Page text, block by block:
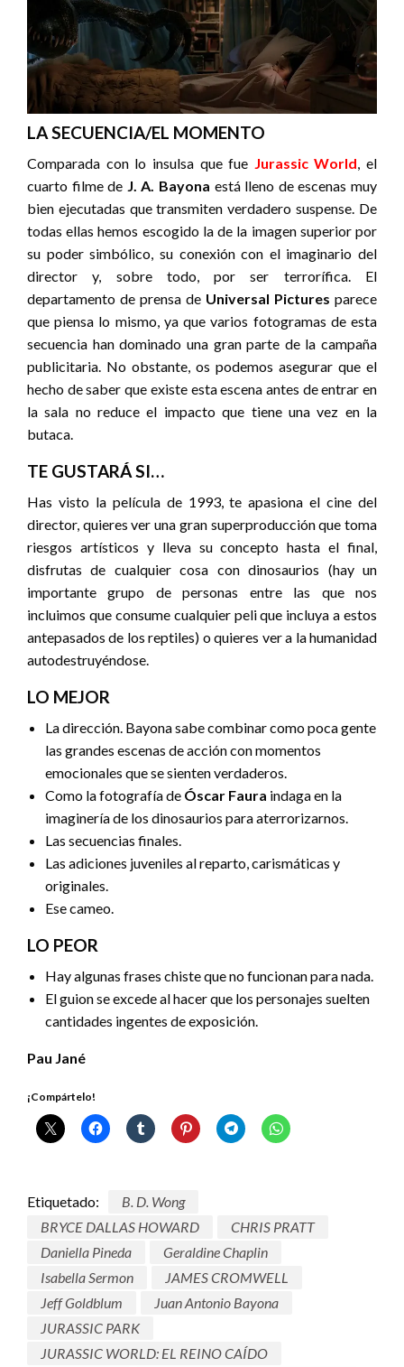
LA SECUENCIA/EL MOMENTO
Comparada con lo insulsa que fue Jurassic World, el
cuarto filme de J. A. Bayona está lleno de escenas muy
bien ejecutadas que transmiten verdadero suspense. De
todas ellas hemos escogido la de la imagen superior por
su poder simbólico, su conexión con el imaginario del
director y, sobre todo, por ser terrorífica. El
departamento de prensa de Universal Pictures parece
que piensa lo mismo, ya que varios fotogramas de esta
secuencia han dominado una gran parte de la campaña
publicitaria. No obstante, os podemos asegurar que el
hecho de saber que existe esta escena antes de entrar en
la sala no reduce el impacto que tiene una vez en la
butaca.
TE GUSTARÁ SI…
Has visto la película de 1993, te apasiona el cine del
director, quieres ver una gran superproducción que toma
riesgos artísticos y lleva su concepto hasta el final,
disfrutas de cualquier cosa con dinosaurios (hay un
importante grupo de personas entre las que nos
incluimos que consume cualquier peli que incluya a estos
antepasados de los reptiles) o quieres ver a la humanidad
autodestruyéndose.
LO MEJOR
La dirección. Bayona sabe combinar como poca gente
las grandes escenas de acción con momentos
emocionales que se sienten verdaderos.
Como la fotografía de Óscar Faura indaga en la
imaginería de los dinosaurios para aterrorizarnos.
Las secuencias finales.
Las adiciones juveniles al reparto, carismáticas y
originales.
Ese cameo.
LO PEOR
Hay algunas frases chiste que no funcionan para nada.
El guion se excede al hacer que los personajes suelten
cantidades ingentes de exposición.
Pau Jané
¡Compártelo!
Etiquetado:
B. D. Wong
BRYCE DALLAS HOWARD
CHRIS PRATT
Daniella Pineda
Geraldine Chaplin
Isabella Sermon
JAMES CROMWELL
Jeff Goldblum
Juan Antonio Bayona
JURASSIC PARK
JURASSIC WORLD: EL REINO CAÍDO